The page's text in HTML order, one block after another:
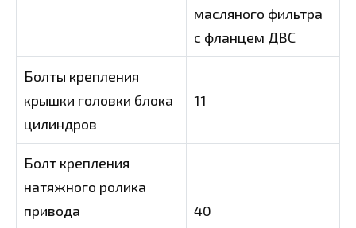
масляного фильтра
с фланцем ДВС
Болты крепления
крышки головки блока
цилиндров
11
Болт крепления
натяжного ролика
привода
40